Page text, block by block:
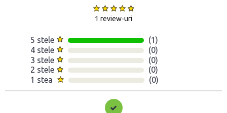
1 review-uri
5 stele
(1)
4 stele
(0)
3 stele
(0)
2 stele
(0)
1 stea
(0)